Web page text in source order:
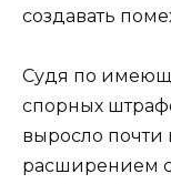
создавать
Судя по
спорных
выросло почти
расширением